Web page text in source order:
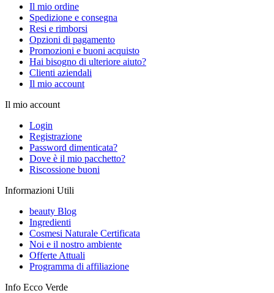
Il mio ordine
Spedizione e consegna
Resi e rimborsi
Opzioni di pagamento
Promozioni e buoni acquisto
Hai bisogno di ulteriore aiuto?
Clienti aziendali
Il mio account
Il mio account
Login
Registrazione
Password dimenticata?
Dove è il mio pacchetto?
Riscossione buoni
Informazioni Utili
beauty Blog
Ingredienti
Cosmesi Naturale Certificata
Noi e il nostro ambiente
Offerte Attuali
Programma di affiliazione
Info Ecco Verde